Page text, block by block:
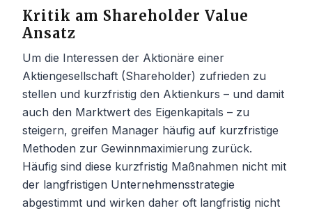
Kritik am Shareholder Value
Ansatz
Um die Interessen der Aktionäre einer
Aktiengesellschaft (Shareholder) zufrieden zu
stellen und kurzfristig den Aktienkurs – und damit
auch den Marktwert des Eigenkapitals – zu
steigern, greifen Manager häufig auf kurzfristige
Methoden zur Gewinnmaximierung zurück.
Häufig sind diese kurzfristig Maßnahmen nicht mit
der langfristigen Unternehmensstrategie
abgestimmt und wirken daher oft langfristig nicht